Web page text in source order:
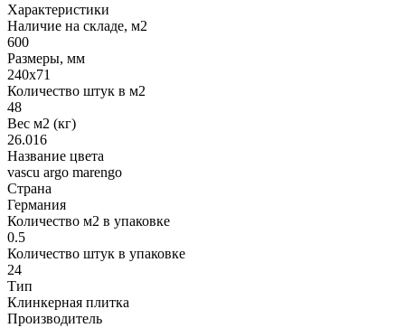
Характеристики
Наличие на складе, м2
600
Размеры, мм
240x71
Количество штук в м2
48
Вес м2 (кг)
26.016
Название цвета
vascu argo marengo
Страна
Германия
Количество м2 в упаковке
0.5
Количество штук в упаковке
24
Тип
Клинкерная плитка
Производитель